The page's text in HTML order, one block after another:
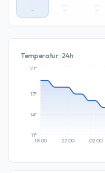
– – –
Temperatur · 24h
18:00 22:00 02:00
11°
14°
17°
21°